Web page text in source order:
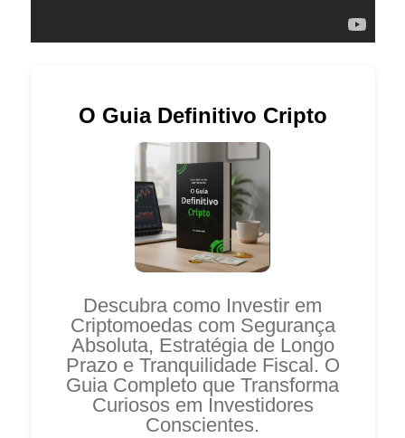
O Guia Definitivo Cripto
Descubra como Investir em
Criptomoedas com Segurança
Absoluta, Estratégia de Longo
Prazo e Tranquilidade Fiscal. O
Guia Completo que Transforma
Curiosos em Investidores
Conscientes.